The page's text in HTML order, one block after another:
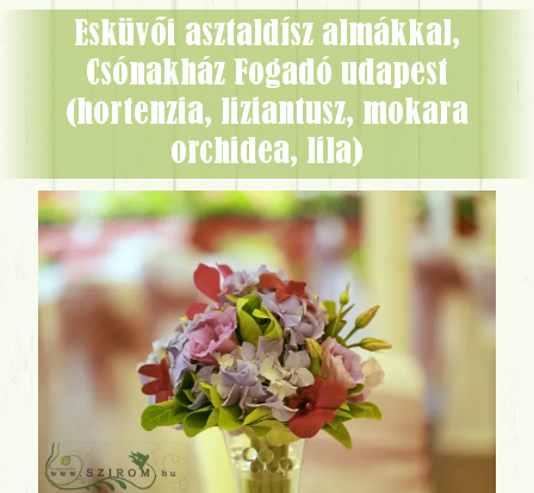
Esküvői asztaldísz almákkal,
Csónakház Fogadó udapest
(hortenzia, liziantusz, mokara
orchidea, lila)